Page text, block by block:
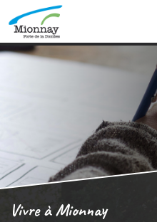
Vivre à Mionnay